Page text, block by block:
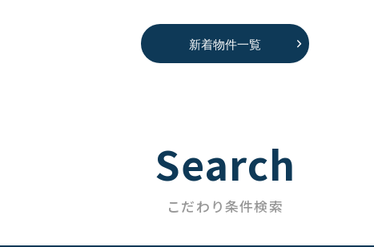
新着物件一覧
Search
こだわり条件検索